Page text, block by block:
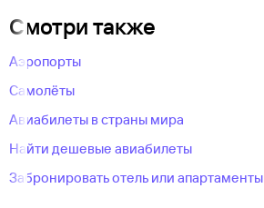
Смотри также
Аэропорты
Самолёты
Авиабилеты в страны мира
Найти дешевые авиабилеты
Забронировать отель или апартаменты